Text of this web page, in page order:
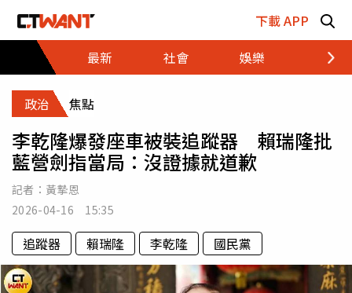
下載 APP
最新
社會 娛樂 財經
政治 焦點
李乾隆爆發座車被裝追蹤器 賴瑞隆批
藍營劍指當局：沒證據就道歉
記者： 黃摯恩
2026-04-16 15:35
追蹤器 賴瑞隆 李乾隆 國民黨